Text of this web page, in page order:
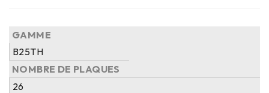
GAMME
B25TH
NOMBRE DE PLAQUES
26